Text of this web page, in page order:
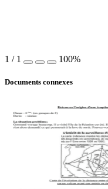
1 / 1 100%
Documents connexes